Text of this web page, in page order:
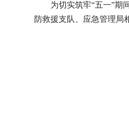
为切实筑牢“五一”期
防救援支队、应急管理局